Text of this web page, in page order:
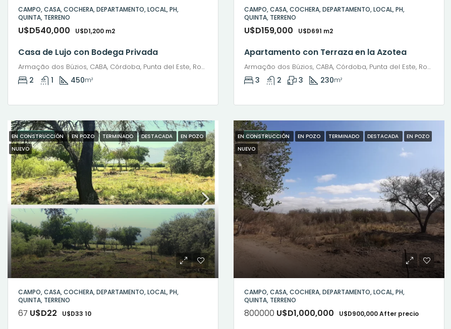
CAMPO, CASA, COCHERA, DEPARTAMENTO, LOCAL, PH,
QUINTA, TERRENO
U$D540,000 U$D1,200 m2
Casa de Lujo con Bodega Privada
Armação dos Búzios, CABA, Córdoba, Punta del Este, Rosario, Santiago de Chile, Valparaíso, Villa Dolores, Viña del Mar
2 1 450m²
CAMPO, CASA, COCHERA, DEPARTAMENTO, LOCAL, PH,
QUINTA, TERRENO
U$D159,000 U$D691 m2
Apartamento con Terraza en la Azotea
Armação dos Búzios, CABA, Córdoba, Punta del Este, Rosario, Santiago de Chile, Valparaíso, Villa Dolores, Viña del Mar, Mariano Moreno, General San Martín, Río Grande, Municipio de Río Grande, Departamento Río Grande, Tierra del Fuego, 9420, Argentina
3 2 3 230m²
DESTACADO
EN CONSTRUCCIÓN EN POZO TERMINADO DESTACADA
EN POZO
NUEVO
CAMPO, CASA, COCHERA, DEPARTAMENTO, LOCAL, PH,
QUINTA, TERRENO
67 U$D22 U$D33 10
DESTACADO
EN CONSTRUCCIÓN EN POZO TERMINADO DESTACADA
EN POZO
NUEVO
CAMPO, CASA, COCHERA, DEPARTAMENTO, LOCAL, PH,
QUINTA, TERRENO
800000 U$D1,000,000 U$D900,000 After precio